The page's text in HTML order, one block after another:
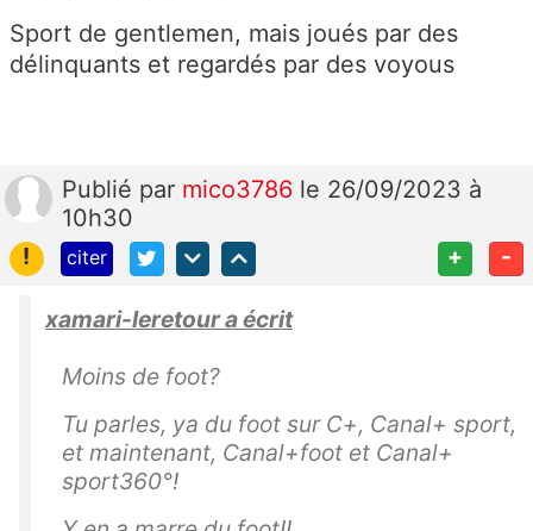
Sport de gentlemen, mais joués par des
délinquants et regardés par des voyous
Publié par mico3786 le 26/09/2023 à
10h30
!
citer + -
xamari-leretour a écrit
Moins de foot?
Tu parles, ya du foot sur C+, Canal+ sport,
et maintenant, Canal+foot et Canal+
sport360°!